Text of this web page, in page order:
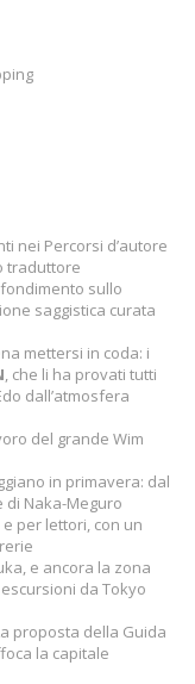
nei Percorsi d’autore
traduttore
sullo
saggistica curata
mettersi in coda: i
, che li ha provati tutti
dall’atmosfera
del grande Wim
in primavera: dal
di Naka-Meguro
per lettori, con un
e ancora la zona
da Tokyo
proposta della Guida
la capitale